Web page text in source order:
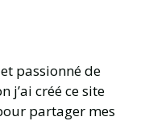
passionné de
j’ai créé ce site
partager mes